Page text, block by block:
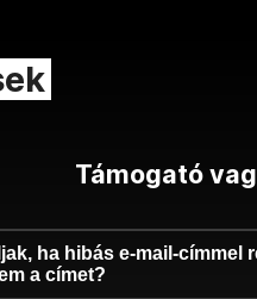
Támogató
ha hibás e-mail-címmel
a címet?